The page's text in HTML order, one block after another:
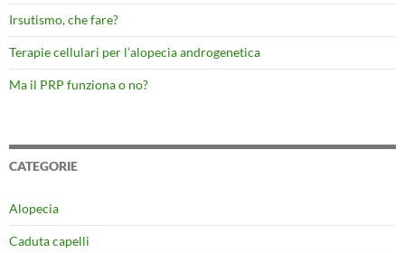
Irsutismo, che fare?
Terapie cellulari per l’alopecia androgenetica
Ma il PRP funziona o no?
CATEGORIE
Alopecia
Caduta capelli